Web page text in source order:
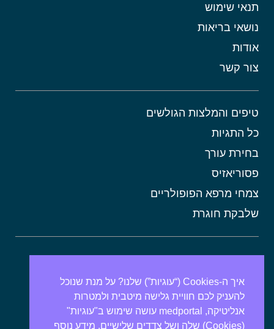
תנאי שימוש
נושאי בריאות
אודות
צור קשר
טיפים והמלצות הגולשים
כל התגיות
בחירת עורך
פסוריאזיס
צמחי מרפא הפופולריים
שלבקת חוגרת
אורטיקריה
מתכונים בריאים
אבנים בכיס המרה
מרולה
איך ה-Cookies (“עוגיות”) שלנו? על מנת שנוכל
להעניק לכם חוויית גלישה מיטבית ולמטרות
אנליטיקה, medportal עושה שימוש ב"עוגיות"
(Cookies) שלה ושל צדדים שלישיים. מידע נוסף